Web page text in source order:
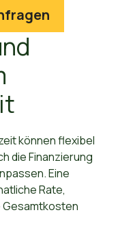
können flexibel
die Finanzierung
Eine
Rate,
Gesamtkosten